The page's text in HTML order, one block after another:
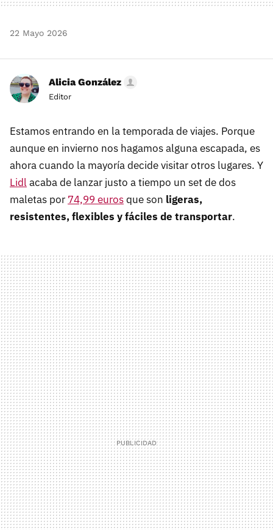
22 Mayo 2026
Alicia González
Editor
Estamos entrando en la temporada de viajes. Porque
aunque en invierno nos hagamos alguna escapada, es
ahora cuando la mayoría decide visitar otros lugares. Y
Lidlacaba de lanzar justo a tiempo un set de dos
maletas por 74,99 eurosque son ligeras,
resistentes, flexibles y fáciles de transportar.